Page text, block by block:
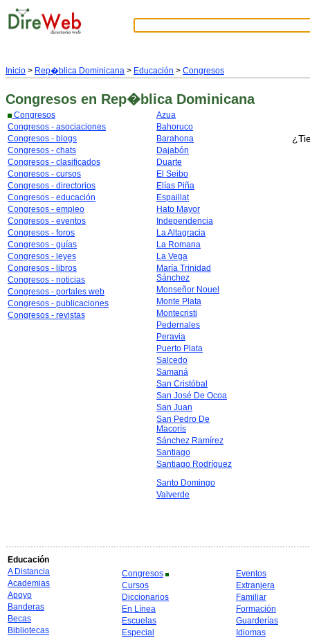
Inicio > Rep�blica Dominicana > Educación > Congresos
Congresos en Rep�blica Dominicana
Congresos
Congresos - asociaciones
Congresos - blogs
Congresos - chats
Congresos - clasificados
Congresos - cursos
Congresos - directorios
Congresos - educación
Congresos - empleo
Congresos - eventos
Congresos - foros
Congresos - guías
Congresos - leyes
Congresos - libros
Congresos - noticias
Congresos - portales web
Congresos - publicaciones
Congresos - revistas
Azua
Bahoruco
Barahona
Dajabón
Duarte
El Seibo
Elías Piña
Espaillat
Hato Mayor
Independencia
La Altagracia
La Romana
La Vega
María Trinidad
Sánchez
Monseñor Nouel
Monte Plata
Montecristi
Pedernales
Peravia
Puerto Plata
Salcedo
Samaná
San Cristóbal
San José De Ocoa
San Juan
San Pedro De
Macorís
Sánchez Ramírez
Santiago
Santiago Rodríguez
Santo Domingo
Valverde
Educación
A Distancia
Academias
Apoyo
Banderas
Becas
Bibliotecas
Congresos
Cursos
Diccionarios
En Línea
Escuelas
Especial
Eventos
Extranjera
Familiar
Formación
Guarderías
Idiomas